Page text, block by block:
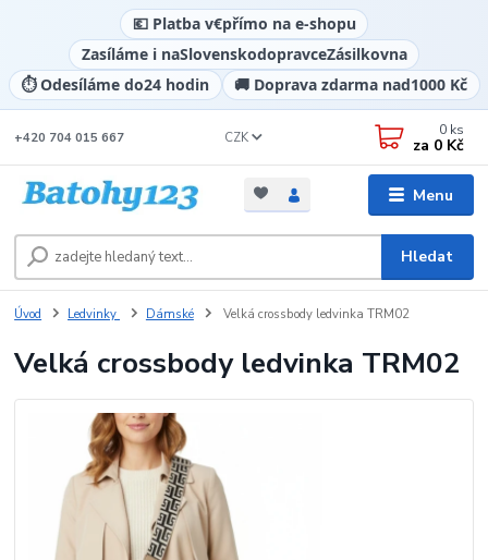
💶 Platba v€přímo na e-shopu
Zasíláme i naSlovenskodopravceZásilkovna
⏱️ Odesíláme do24 hodin 🚚 Doprava zdarma nad1000 Kč
Menu
CZK
Hledat
+420 704 015 667 0 ks
za 0 Kč
Úvod Ledvinky Dámské Velká crossbody ledvinka TRM02
Velká crossbody ledvinka TRM02